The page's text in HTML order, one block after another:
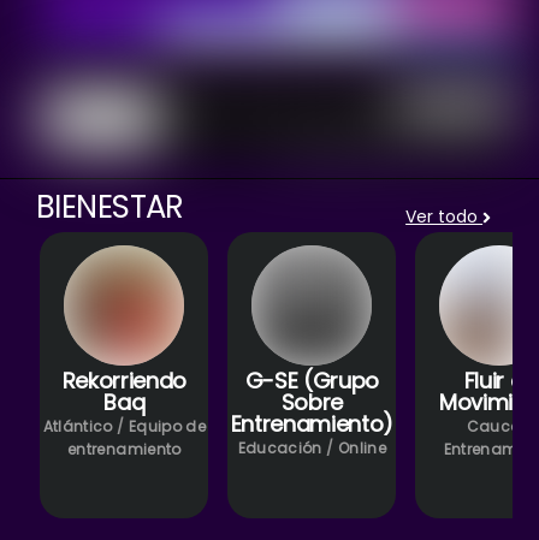
BIENESTAR Ver todo
Atlántico / Equipo de
entrenamiento
Rekorriendo
Baq
Educación / Online
G-SE (Grupo
Sobre
Entrenamiento) Cauca
Fluir en